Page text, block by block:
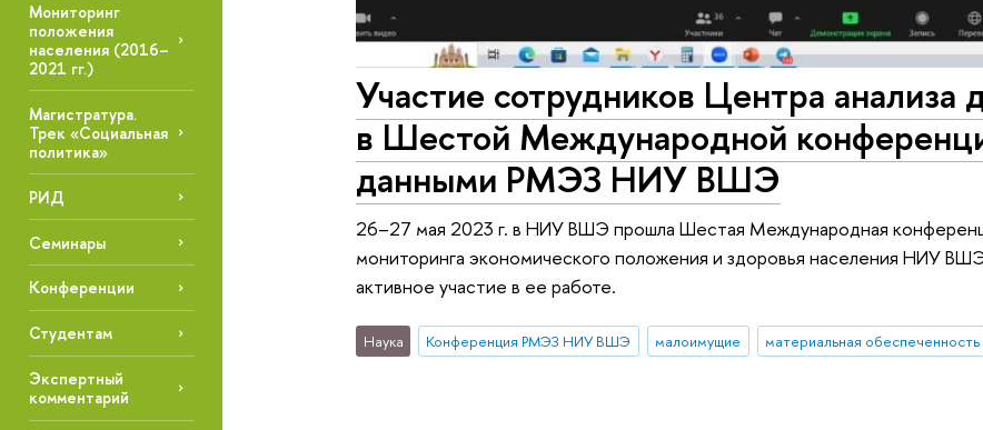
Мониторинг
положения
населения (2016–
2021 гг.)
Магистратура.
Трек «Социальная
политика»
РИД
Семинары
Конференции
Студентам
Экспертный
комментарий
Участие сотрудников Центра анализа
в Шестой Международной
данными РМЭЗ НИУ ВШЭ
26–27 мая 2023 г. в НИУ ВШЭ прошла Шестая Международная
мониторинга экономического положения и здоровья населения НИУ
активное участие в ее работе.
Наука Конференция РМЭЗ НИУ ВШЭ малоимущие материальная обеспеченность